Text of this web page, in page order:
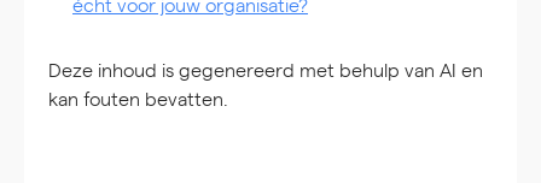
Deze inhoud is gegenereerd met behulp van AI en
kan fouten bevatten.